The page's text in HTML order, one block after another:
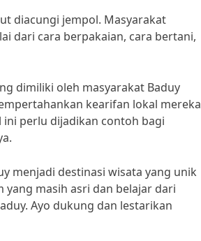
diacungi jempol. Masyarakat
dari cara berpakaian, cara bertani,
dimiliki oleh masyarakat Baduy
kearifan lokal mereka
perlu dijadikan contoh bagi
menjadi destinasi wisata yang unik
yang masih asri dan belajar dari
Ayo dukung dan lestarikan